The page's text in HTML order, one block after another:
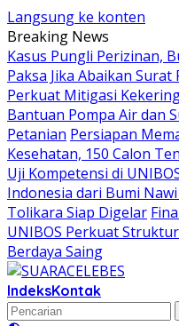
Langsung ke konten
Breaking News
Kasus Pungli Perizinan,
Paksa Jika Abaikan
Perkuat Mitigasi
Bantuan Pompa Air dan
Petanian Persiapan
Kesehatan, 150 Calon
Uji Kompetensi di
Indonesia dari Bumi
Tolikara Siap Digelar
UNIBOS Perkuat
Berdaya Saing
IndeksKontak